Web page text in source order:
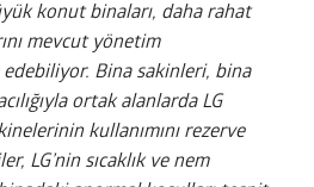
konut binaları, daha rahat
mevcut yönetim
edebiliyor. Bina sakinleri, bina
ortak alanlarda LG
kullanımını rezerve
LG’nin sıcaklık ve nem